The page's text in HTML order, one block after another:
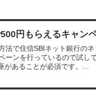
円もらえるキャン
法で住信SBIネット銀行の
ーンを行っているので試し
あることが必須です。...